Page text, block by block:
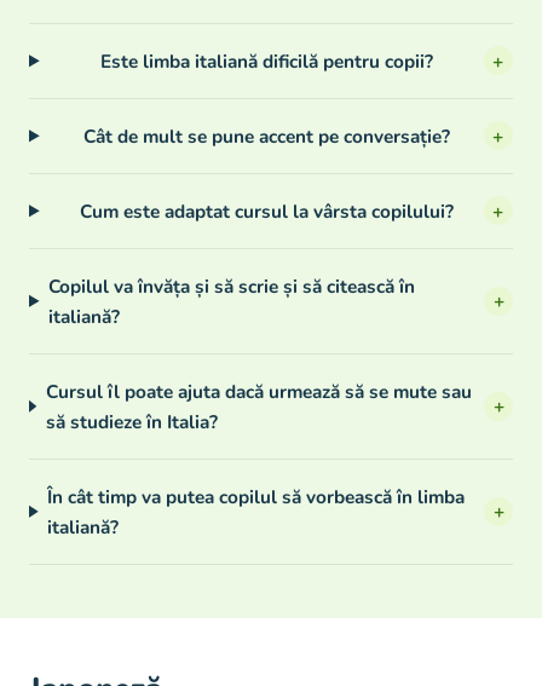
Este limba italiană dificilă pentru copii? +
Cât de mult se pune accent pe conversație? +
Cum este adaptat cursul la vârsta copilului? +
Copilul va învăța și să scrie și să citească în
italiană?
+
Cursul îl poate ajuta dacă urmează să se mute sau
să studieze în Italia?
+
În cât timp va putea copilul să vorbească în limba
italiană?
+